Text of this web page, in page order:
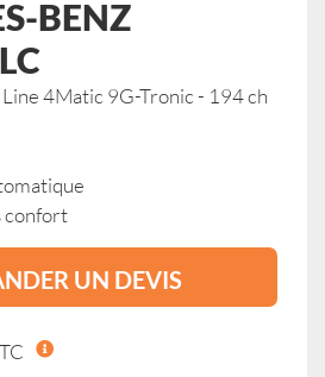
BENZ
4Matic 9G-Tronic - 194 ch
confort
UN DEVIS